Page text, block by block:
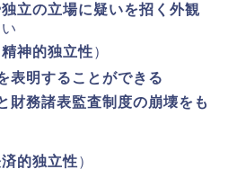
立の立場に疑いを招く外観
精神的独立性）
表明することができる
財務諸表監査制度の崩壊をも
的独立性）